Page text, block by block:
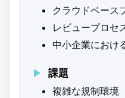
クラウドベース
レビュープロセ
中小企業におけ
課題
複雑な規制環境